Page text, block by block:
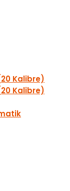
Kalibre)
Kalibre)